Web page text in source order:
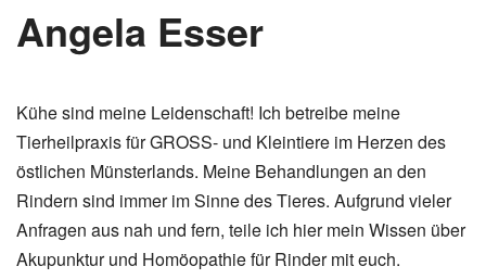
Angela Esser
Kühe sind meine Leidenschaft! Ich betreibe meine
Tierheilpraxis für GROSS- und Kleintiere im Herzen des
östlichen Münsterlands. Meine Behandlungen an den
Rindern sind immer im Sinne des Tieres. Aufgrund vieler
Anfragen aus nah und fern, teile ich hier mein Wissen über
Akupunktur und Homöopathie für Rinder mit euch.